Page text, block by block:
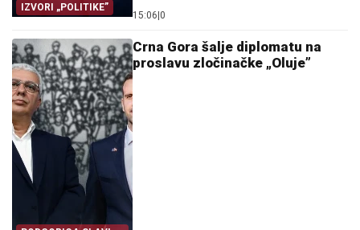
IZVORI „POLITIKE”
15:06 0
Crna Gora šalje diplomatu na
proslavu zločinačke „Oluje”